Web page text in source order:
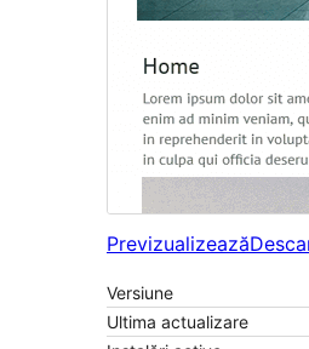
Previzualizează
Versiune
Ultima actualizare